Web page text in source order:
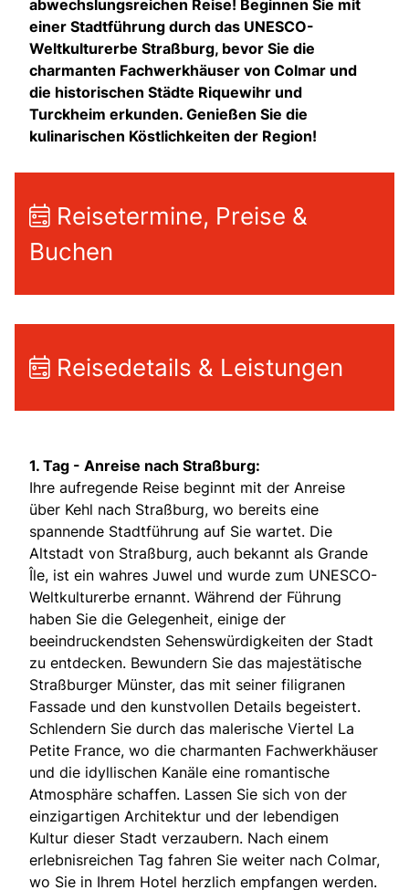
abwechslungsreichen Reise! Beginnen Sie mit
einer Stadtführung durch das UNESCO-
Weltkulturerbe Straßburg, bevor Sie die
charmanten Fachwerkhäuser von Colmar und
die historischen Städte Riquewihr und
Turckheim erkunden. Genießen Sie die
kulinarischen Köstlichkeiten der Region!
Reisetermine, Preise &
Buchen
Reisedetails & Leistungen
1. Tag - Anreise nach Straßburg:
Ihre aufregende Reise beginnt mit der Anreise
über Kehl nach Straßburg, wo bereits eine
spannende Stadtführung auf Sie wartet. Die
Altstadt von Straßburg, auch bekannt als Grande
Île, ist ein wahres Juwel und wurde zum UNESCO-
Weltkulturerbe ernannt. Während der Führung
haben Sie die Gelegenheit, einige der
beeindruckendsten Sehenswürdigkeiten der Stadt
zu entdecken. Bewundern Sie das majestätische
Straßburger Münster, das mit seiner filigranen
Fassade und den kunstvollen Details begeistert.
Schlendern Sie durch das malerische Viertel La
Petite France, wo die charmanten Fachwerkhäuser
und die idyllischen Kanäle eine romantische
Atmosphäre schaffen. Lassen Sie sich von der
einzigartigen Architektur und der lebendigen
Kultur dieser Stadt verzaubern. Nach einem
erlebnisreichen Tag fahren Sie weiter nach Colmar,
wo Sie in Ihrem Hotel herzlich empfangen werden.